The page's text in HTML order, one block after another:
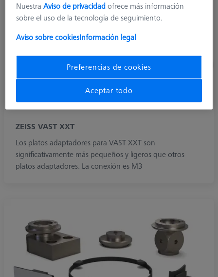
ZEISS VAST XXT
Los platos adaptadores para VAST XXT son
significativamente más pequeños y ligeros que otros
platos adaptadores. La conexión es M3
NuestraAviso de privacidadofrece más información
sobre el uso de la tecnología de seguimiento.
Aviso sobre cookiesInformación legal
Preferencias de cookies
Aceptar todo